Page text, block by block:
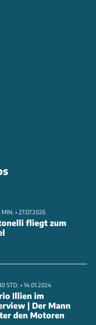
MIN. • 27.07.2026
fliegt zum
STD. • 14.01.2024
Illien im
| Der Mann
den Motoren